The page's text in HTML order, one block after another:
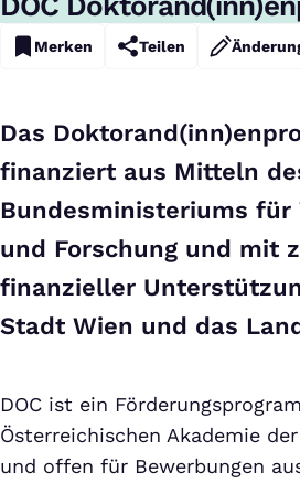
Merken Teilen
Das
finanziert aus Mitteln
Bundesministeriums für
und Forschung und mit
finanzieller
Stadt Wien und das
DOC ist ein
Österreichischen Akademie
und offen für Bewerbungen